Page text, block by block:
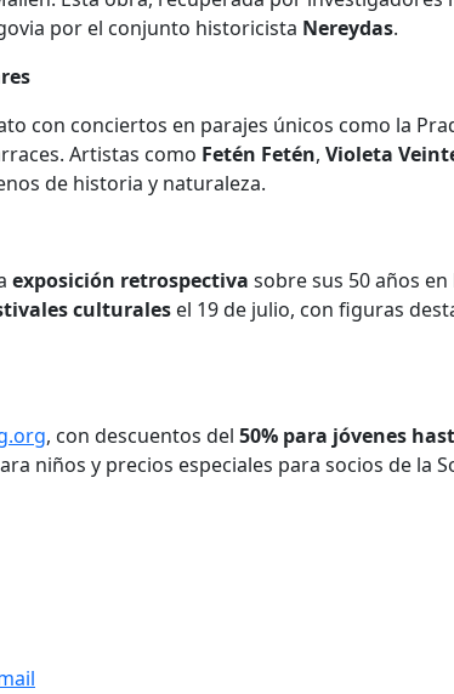
por el conjunto historicista Nereydas.
con conciertos en parajes únicos como la
Artistas como Fetén Fetén, Violeta
de historia y naturaleza.
exposición retrospectiva sobre sus 50 años en
culturales el 19 de julio, con figuras
, con descuentos del 50% para jóvenes
niños y precios especiales para socios de la